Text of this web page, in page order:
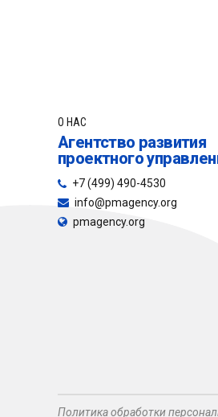
О НАС
Агентство развития
проектного
+7 (499) 490-4530
info@pmagency.org
pmagency.org
Политика обработки